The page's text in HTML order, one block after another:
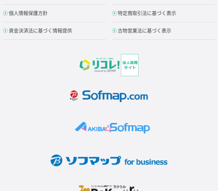
個人情報保護方針 特定商取引法に基づく表示
資金決済法に基づく情報提供 古物営業法に基づく表示